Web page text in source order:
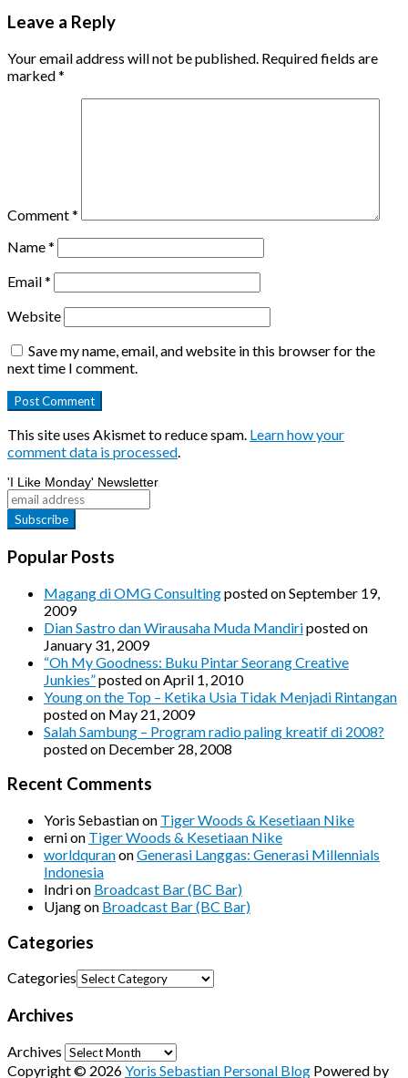
Leave a Reply
Your email address will not be published. Required fields are
marked*
Comment*
Name*
Email*
Website
Save my name, email, and website in this browser for the
next time I comment.
This site uses Akismet to reduce spam. Learn how your
comment data is processed.
'I Like Monday' Newsletter
Popular Posts
Magang di OMG Consultingposted on September 19,
2009
Dian Sastro dan Wirausaha Muda Mandiriposted on
January 31, 2009
“Oh My Goodness: Buku Pintar Seorang Creative
Junkies”posted on April 1, 2010
Young on the Top – Ketika Usia Tidak Menjadi Rintangan
posted on May 21, 2009
Salah Sambung – Program radio paling kreatif di 2008?
posted on December 28, 2008
Recent Comments
Yoris Sebastianon Tiger Woods & Kesetiaan Nike
ernion Tiger Woods & Kesetiaan Nike
worldquranonGenerasi Langgas: Generasi Millennials
Indonesia
Indrion Broadcast Bar (BC Bar)
Ujangon Broadcast Bar (BC Bar)
Categories
Categories
Archives
Archives
Copyright © 2026Yoris Sebastian Personal Blog Powered by